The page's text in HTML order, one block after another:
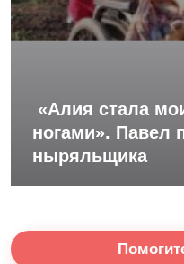
«Алия стала
ногами». Павел
ныряльщика